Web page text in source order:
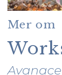
Mer om